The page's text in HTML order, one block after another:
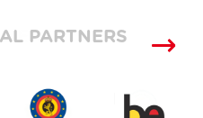
PARTNERS